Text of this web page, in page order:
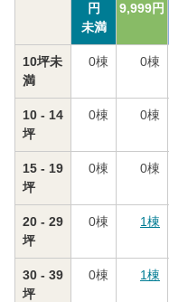
円
未満
9,999円
10坪未
満
0棟 0棟
10 - 14
坪
0棟 0棟
15 - 19
坪
0棟 0棟
20 - 29
坪
0棟 1棟
30 - 39
坪
0棟 1棟